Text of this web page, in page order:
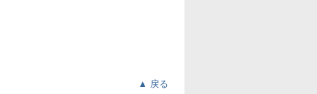
▲ 戻る